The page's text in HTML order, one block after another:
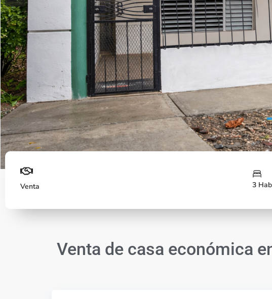
Venta 3
Venta de casa económica